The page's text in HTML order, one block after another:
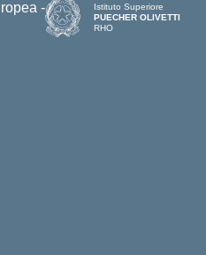
Istituto Superiore
PUECHER OLIVETTI
RHO